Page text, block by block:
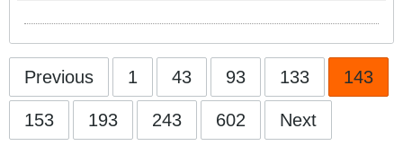
Previous 1 43 93 133 143
153 193 243 602 Next